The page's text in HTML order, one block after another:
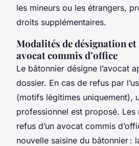
les mineurs ou les étrangers,
droits supplémentaires.
Modalités de désignation et
avocat commis d’office
Le bâtonnier désigne l’avocat
dossier. En cas de refus par
(motifs légitimes uniquement),
professionnel est proposé. Les
refus d’un avocat commis
nouvelle saisine du bâtonnier :